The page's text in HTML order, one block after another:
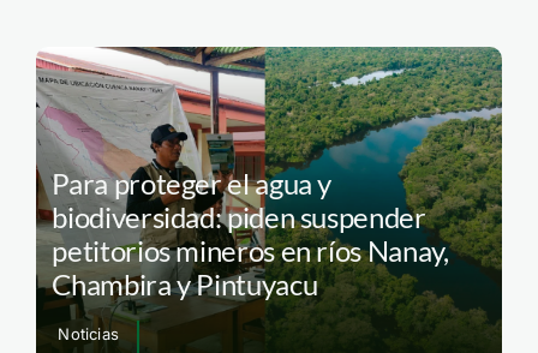
Para proteger el agua y
biodiversidad: piden suspender
petitorios mineros en ríos Nanay,
Chambira y Pintuyacu
Noticias